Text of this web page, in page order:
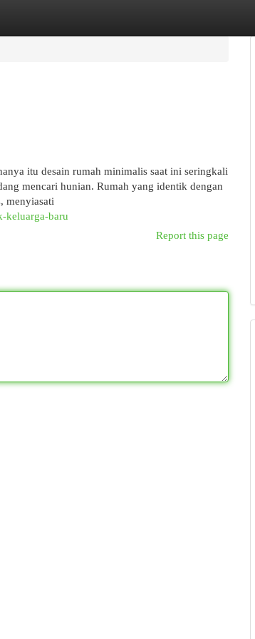
itu desain rumah minimalis saat ini seringkali
mencari hunian. Rumah yang identik dengan
menyiasati
keluarga-baru
Report this page